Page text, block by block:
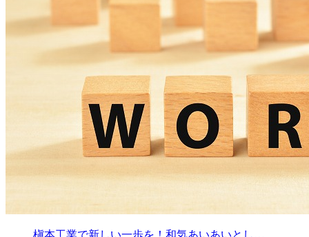
槇本工業で新しい一歩を！和気あいあいとし…